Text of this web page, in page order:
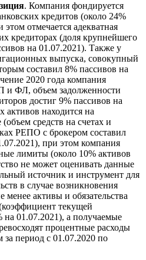
. Компания фондируется
кредитов (около 24%
отмечается адекватная
кредиторах (доля крупнейшего
на 01.07.2021). Также у
выпуска, совокупный
составил 8% пассивов на
2020 года компания
ФЛ, объем задолженности
достиг 9% пассивов на
активов находится на
средств на счетах и
РЕПО с брокером составил
при этом компания
лимиты (около 10% активов
не может оценивать данные
источник и инструмент для
в случае возникновения
менее активы и обязательства
текущей
на 01.07.2021), а получаемые
процентные расходы
период с 01.07.2020 по